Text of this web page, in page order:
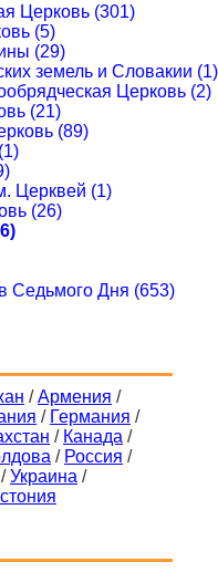
Церковь (301)
(5)
(29)
земель и Словакии (1)
Церковь (2)
(21)
(89)
Церквей (1)
(26)
Седьмого Дня (653)
/Армения /
/ Германия /
/ Канада /
/ Россия /
/Украина /